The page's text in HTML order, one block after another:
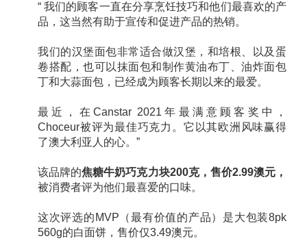
“ 我们的顾客一直在分享烹饪技巧和他们最喜欢的产
品，这当然有助于宣传和促进产品的热销。
我们的汉堡面包非常适合做汉堡，和培根、以及蛋
卷搭配，也可以抹面包和制作黄油布丁、油炸面包
丁和大蒜面包，已经成为顾客长期以来的最爱。
最近，在Canstar 2021年最满意顾客奖中，
Choceur被评为最佳巧克力。它以其欧洲风味赢得
了澳大利亚人的心。”
该品牌的焦糖牛奶巧克力块200克，售价2.99澳元，
被消费者评为他们最喜爱的口味。
这次评选的MVP（最有价值的产品）是大包装8pk
560g的白面饼，售价仅3.49澳元。